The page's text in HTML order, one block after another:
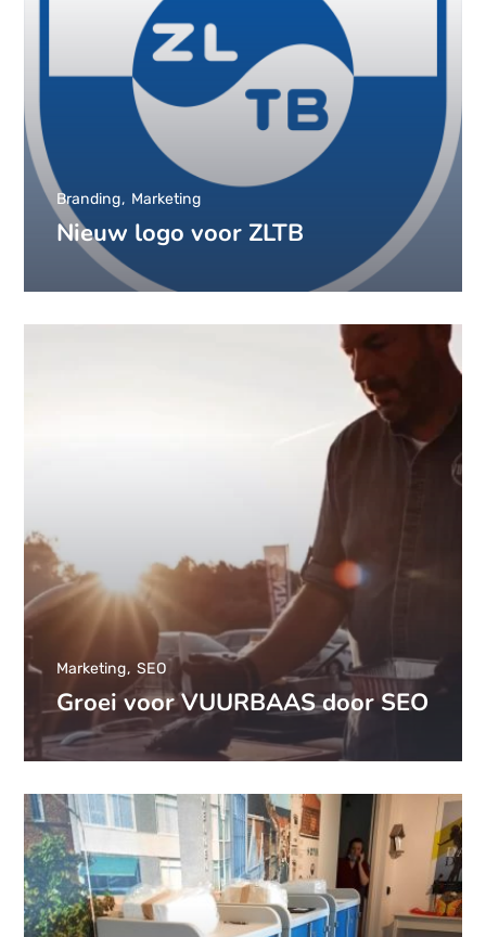
Nieuw logo voor ZLTB
Branding Marketing
Groei voor VUURBAAS door SEO
Marketing SEO